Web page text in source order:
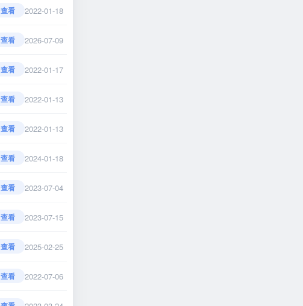
查看 2022-01-18
查看 2026-07-09
查看 2022-01-17
查看 2022-01-13
查看 2022-01-13
查看 2024-01-18
查看 2023-07-04
查看 2023-07-15
查看 2025-02-25
查看 2022-07-06